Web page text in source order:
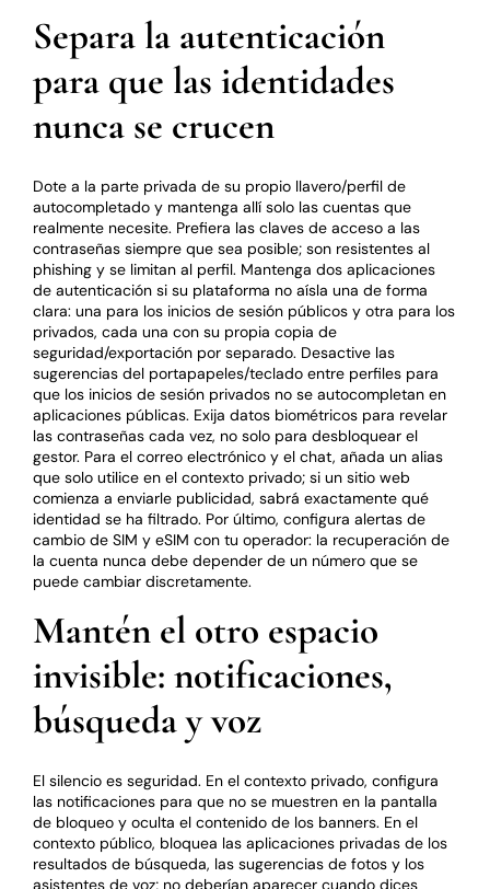
Separa la autenticación
para que las identidades
nunca se crucen
Dote a la parte privada de su propio llavero/perfil de
autocompletado y mantenga allí solo las cuentas que
realmente necesite. Prefiera las claves de acceso a las
contraseñas siempre que sea posible; son resistentes al
phishing y se limitan al perfil. Mantenga dos aplicaciones
de autenticación si su plataforma no aísla una de forma
clara: una para los inicios de sesión públicos y otra para los
privados, cada una con su propia copia de
seguridad/exportación por separado. Desactive las
sugerencias del portapapeles/teclado entre perfiles para
que los inicios de sesión privados no se autocompletan en
aplicaciones públicas. Exija datos biométricos para revelar
las contraseñas cada vez, no solo para desbloquear el
gestor. Para el correo electrónico y el chat, añada un alias
que solo utilice en el contexto privado; si un sitio web
comienza a enviarle publicidad, sabrá exactamente qué
identidad se ha filtrado. Por último, configura alertas de
cambio de SIM y eSIM con tu operador: la recuperación de
la cuenta nunca debe depender de un número que se
puede cambiar discretamente.
Mantén el otro espacio
invisible: notificaciones,
búsqueda y voz
El silencio es seguridad. En el contexto privado, configura
las notificaciones para que no se muestren en la pantalla
de bloqueo y oculta el contenido de los banners. En el
contexto público, bloquea las aplicaciones privadas de los
resultados de búsqueda, las sugerencias de fotos y los
asistentes de voz; no deberían aparecer cuando dices